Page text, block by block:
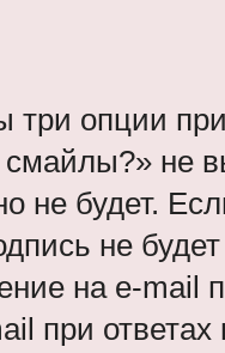
опции
не
не будет.
не
на e-mail
при ответах